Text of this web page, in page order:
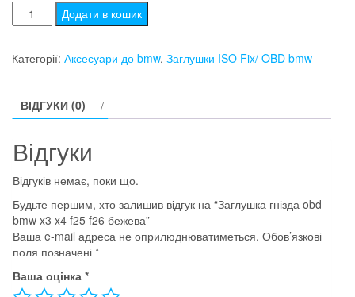
Заглушка
гнізда
x4
f26
бежева
кількість
Додати в кошик
Категорії: Аксесуари до bmw, Заглушки ISO Fix/ OBD bmw
ВІДГУКИ (0)
Відгуки
Відгуків немає, поки що.
Будьте першим, хто залишив відгук на “Заглушка гнізда obd
bmw x3 x4 f25 f26 бежева”
Ваша e-mail адреса не оприлюднюватиметься. Обов’язкові
поля позначені *
Ваша оцінка *